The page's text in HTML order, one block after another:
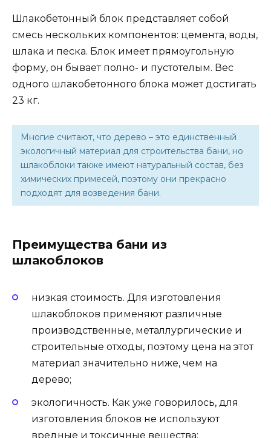
Шлакобетонный блок представляет собой
смесь нескольких компонентов: цемента, воды,
шлака и песка. Блок имеет прямоугольную
форму, он бывает полно- и пустотелым. Вес
одного шлакобетонного блока может достигать
23 кг.
Многие считают, что дерево – это единственный
экологичный материал для строительства бани, но
шлакоблоки также имеют натуральный состав, без
химических примесей, поэтому они прекрасно
подходят для возведения бани.
Преимущества бани из
шлакоблоков
низкая стоимость. Для изготовления
шлакоблоков применяют различные
производственные, металлургические и
строительные отходы, поэтому цена на этот
материал значительно ниже, чем на
дерево;
экологичность. Как уже говорилось, для
изготовления блоков не используют
вредные и токсичные вещества;